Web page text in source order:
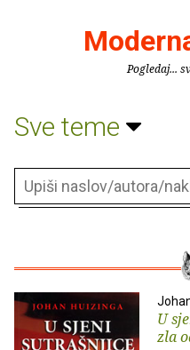
Pogledaj...
Sve teme
U
zla